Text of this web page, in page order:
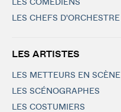
LES COMÉDIENS
LES CHEFS D'ORCHESTRE
LES ARTISTES
LES METTEURS EN SCÈNE
LES SCÉNOGRAPHES
LES COSTUMIERS